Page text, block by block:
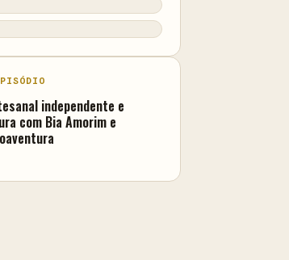
independente e
com Bia Amorim e